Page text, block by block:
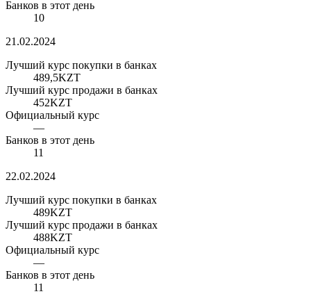
Банков в этот день
10
21.02.2024
Лучший курс покупки в банках
489,5KZT
Лучший курс продажи в банках
452KZT
Официальный курс
—
Банков в этот день
11
22.02.2024
Лучший курс покупки в банках
489KZT
Лучший курс продажи в банках
488KZT
Официальный курс
—
Банков в этот день
11